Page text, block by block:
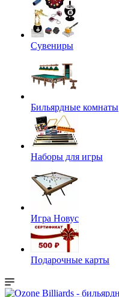
Сувениры
Бильярдные комнаты
Наборы для игры
Игра Новус
Подарочные карты